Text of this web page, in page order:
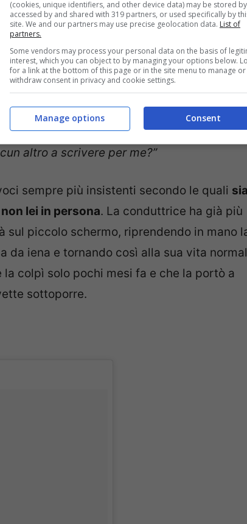
La Toffa non ci sta
a chi non crede alla sua continua
fa le foto. No problem. Uno può pensarla
altro a scrivere per me?”
sempre più insistenti secondo le quali sia
lei in persona. La conduttrice ha già più
piccolo schermo, riprendendo in mano
da iena e tornando così alla sua vita
colpì solo pochi mesi fa e che la portò a
sottoporre.
(cookies, unique identifiers, and other device data) may be stored
accessed by and shared with 319 partners, or used specifically by
site. We and our partners may use precise geolocation data. List of
partners.
Some vendors may process your personal data on the basis of
interest, which you can object to by managing your options below.
for a link at the bottom of this page or in the site menu to manage or
withdraw consent in privacy and cookie settings.
Consent
Manage options